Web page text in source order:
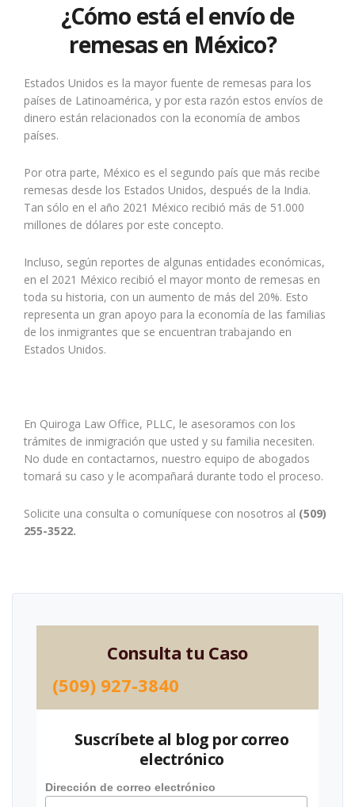
¿Cómo está el envío de
remesas en México?
Estados Unidos es la mayor fuente de remesas para los
países de Latinoamérica, y por esta razón estos envíos de
dinero están relacionados con la economía de ambos
países.
Por otra parte, México es el segundo país que más recibe
remesas desde los Estados Unidos, después de la India.
Tan sólo en el año 2021 México recibió más de 51.000
millones de dólares por este concepto.
Incluso, según reportes de algunas entidades económicas,
en el 2021 México recibió el mayor monto de remesas en
toda su historia, con un aumento de más del 20%. Esto
representa un gran apoyo para la economía de las familias
de los inmigrantes que se encuentran trabajando en
Estados Unidos.
En Quiroga Law Office, PLLC, le asesoramos con los
trámites de inmigración que usted y su familia necesiten.
No dude en contactarnos, nuestro equipo de abogados
tomará su caso y le acompañará durante todo el proceso.
Solicite una consulta o comuníquese con nosotros al (509)
255-3522.
Consulta tu Caso
(509) 927-3840
Suscríbete al blog por correo
electrónico
Dirección de correo electrónico